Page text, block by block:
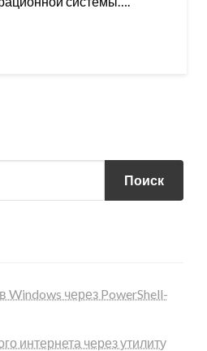
Windows через PowerShell-
интернета через утилиту